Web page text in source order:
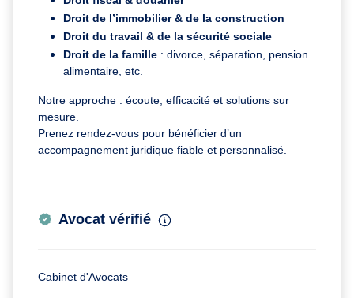
Droit de l’immobilier & de la construction
Droit du travail & de la sécurité sociale
Droit de la famille : divorce, séparation, pension
alimentaire, etc.
Notre approche : écoute, efficacité et solutions sur
mesure.
Prenez rendez-vous pour bénéficier d’un
accompagnement juridique fiable et personnalisé.
Avocat vérifié
Cabinet d'Avocats